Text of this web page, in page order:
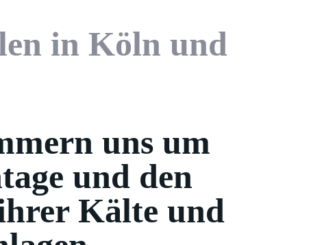
in Köln und
uns um
und den
Kälte und